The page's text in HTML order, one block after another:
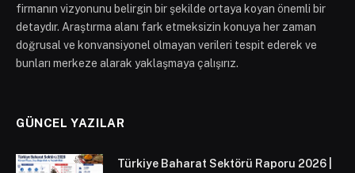
firmanın vizyonunu belirgin bir şekilde ortaya koyan önemli bir
detaydır. Araştırma alanı fark etmeksizin konuya her zaman
doğrusal ve konvansiyonel olmayan verileri tespit ederek ve
bunları merkeze alarak yaklaşmaya çalışırız.
GÜNCEL YAZILAR
Türkiye Baharat Sektörü Raporu 2026 |